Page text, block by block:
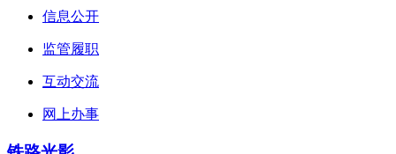
信息公开
监管履职
互动交流
网上办事